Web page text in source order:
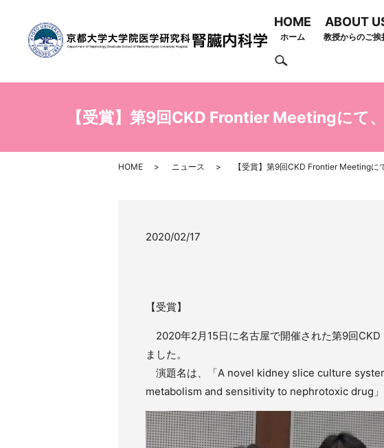
HOME
ホーム
ABOUT
教授からのご挨
【受賞】第9回CKD Frontier Meetingにて
HOME ニュース 【受賞】第9回CKD Frontier Meeting
2020/02/17
【受賞】
2020年2月15日に名古屋で開催された第9回
ました。
演題名は、「A novel kidney slice culture
metabolism and sensitivity to nephrotoxic drug」